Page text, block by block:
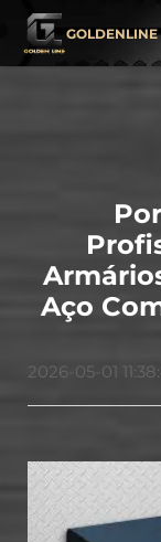
GOLDENLINE
Aço
2026-05-01